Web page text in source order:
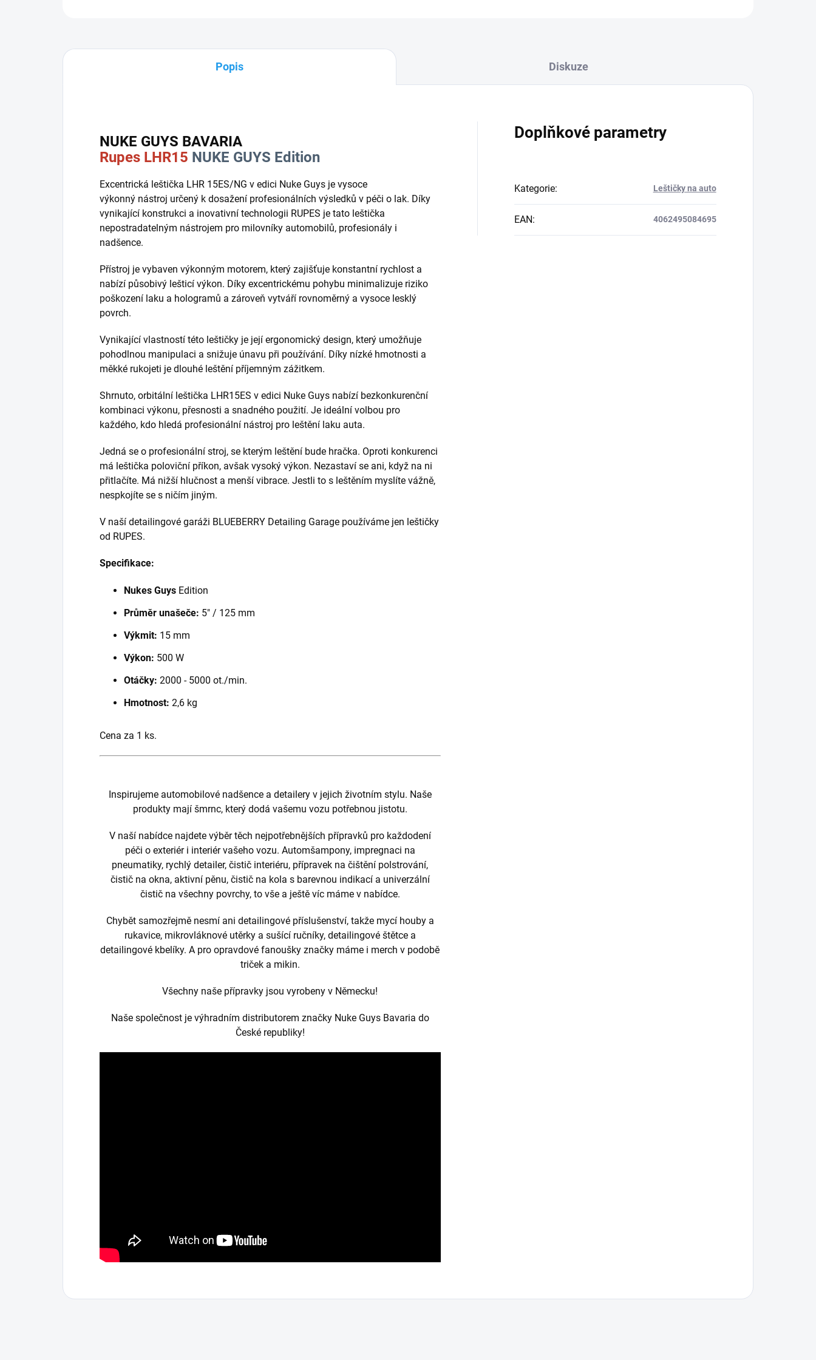
Popis Diskuze
NUKE GUYS BAVARIA
Rupes LHR15 NUKE GUYS Edition
Excentrická leštička LHR 15ES/NG v edici Nuke Guys je vysoce
výkonný nástroj určený k dosažení profesionálních výsledků v péči o lak. Díky
vynikající konstrukci a inovativní technologii RUPES je tato leštička
nepostradatelným nástrojem pro milovníky automobilů, profesionály i
nadšence.
Přístroj je vybaven výkonným motorem, který zajišťuje konstantní rychlost a
nabízí působivý lešticí výkon. Díky excentrickému pohybu minimalizuje riziko
poškození laku a hologramů a zároveň vytváří rovnoměrný a vysoce lesklý
povrch.
Vynikající vlastností této leštičky je její ergonomický design, který umožňuje
pohodlnou manipulaci a snižuje únavu při používání. Díky nízké hmotnosti a
měkké rukojeti je dlouhé leštění příjemným zážitkem.
Shrnuto, orbitální leštička LHR15ES v edici Nuke Guys nabízí bezkonkurenční
kombinaci výkonu, přesnosti a snadného použití. Je ideální volbou pro
každého, kdo hledá profesionální nástroj pro leštění laku auta.
Jedná se o profesionální stroj, se kterým leštění bude hračka. Oproti konkurenci
má leštička poloviční příkon, avšak vysoký výkon. Nezastaví se ani, když na ni
přitlačíte. Má nižší hlučnost a menší vibrace. Jestli to s leštěním myslíte vážně,
nespkojíte se s ničím jiným.
V naší detailingové garáži BLUEBERRY Detailing Garage používáme jen leštičky
od RUPES.
Specifikace:
Nukes Guys Edition
Průměr unašeče: 5" / 125 mm
Výkmit: 15 mm
Výkon: 500 W
Otáčky: 2000 - 5000 ot./min.
Hmotnost: 2,6 kg
Cena za 1 ks.
Inspirujeme automobilové nadšence a detailery v jejich životním stylu. Naše
produkty mají šmrnc, který dodá vašemu vozu potřebnou jistotu.
V naší nabídce najdete výběr těch nejpotřebnějších přípravků pro každodení
péči o exteriér i interiér vašeho vozu. Automšampony, impregnaci na
pneumatiky, rychlý detailer, čistič interiéru, přípravek na čištění polstrování,
čistič na okna, aktivní pěnu, čistič na kola s barevnou indikací a univerzální
čistič na všechny povrchy, to vše a ještě víc máme v nabídce.
Chybět samozřejmě nesmí ani detailingové příslušenství, takže mycí houby a
rukavice, mikrovláknové utěrky a sušící ručníky, detailingové štětce a
detailingové kbelíky. A pro opravdové fanoušky značky máme i merch v podobě
triček a mikin.
Všechny naše přípravky jsou vyrobeny v Německu!
Naše společnost je výhradním distributorem značky Nuke Guys Bavaria do
České republiky!
Doplňkové parametry
Kategorie: Leštičky na auto
EAN: 4062495084695